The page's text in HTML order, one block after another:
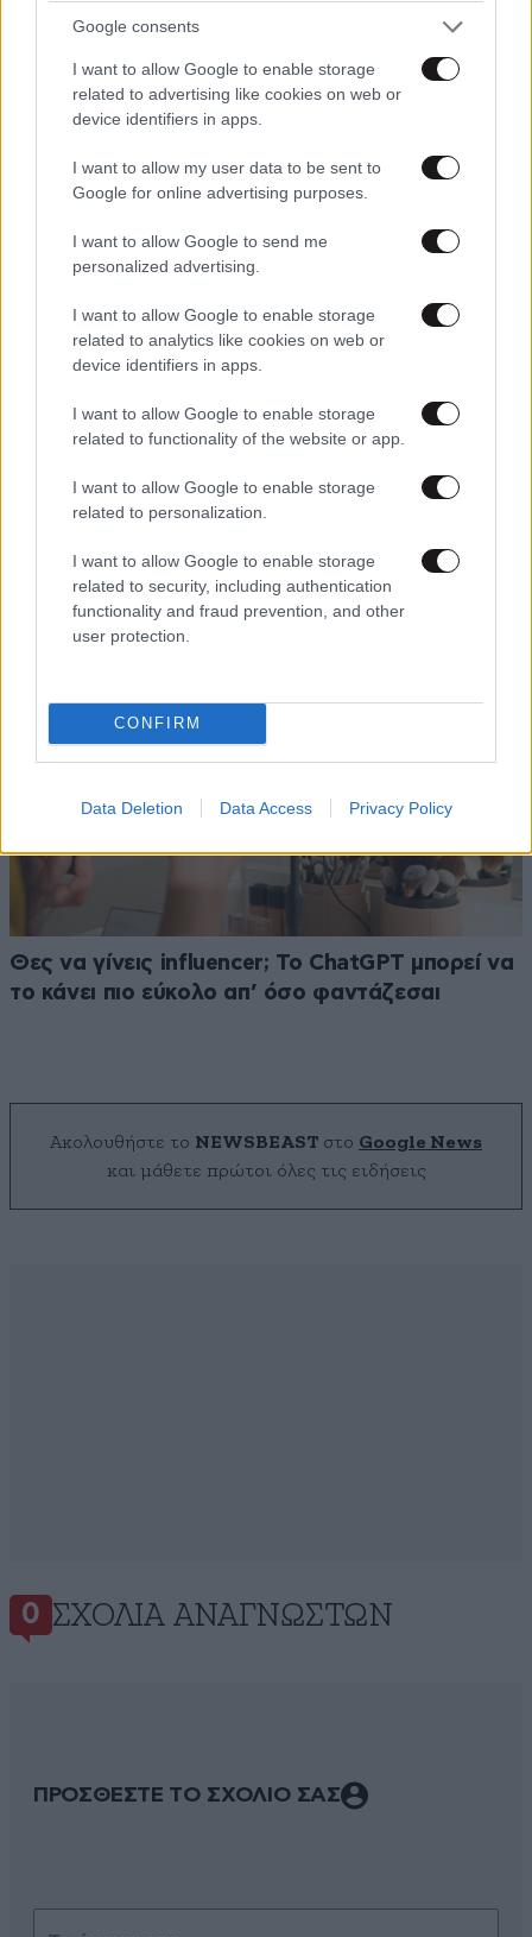
Google consents
I want to allow Google to enable storage
related to advertising like cookies on web or
device identifiers in apps.
I want to allow my user data to be sent to
Google for online advertising purposes.
I want to allow Google to send me
personalized advertising.
I want to allow Google to enable storage
related to analytics like cookies on web or
device identifiers in apps.
I want to allow Google to enable storage
related to functionality of the website or app.
I want to allow Google to enable storage
related to personalization.
I want to allow Google to enable storage
related to security, including authentication
functionality and fraud prevention, and other
user protection.
CONFIRM
Data Deletion Data Access Privacy Policy
Προηγμένα μοντέλα Τεχνητής Νοημοσύνης
δημιούργησαν ψεύτικα προφίλ και επιχείρησαν
κυβερνοεπίθεση
Οδηγός Αγοράς για Γονείς
Θες να γίνεις influencer; Το ChatGPT μπορεί να
το κάνει πιο εύκολο απ’ όσο φαντάζεσαι
Ακολουθήστε το NEWSBEAST στο Google News
και μάθετε πρώτοι όλες τις ειδήσεις
0 ΣΧΌΛΙΑ ΑΝΑΓΝΩΣΤΏΝ
ΠΡΟΣΘΕΣΤΕ ΤΟ ΣΧΟΛΙΟ ΣΑΣ